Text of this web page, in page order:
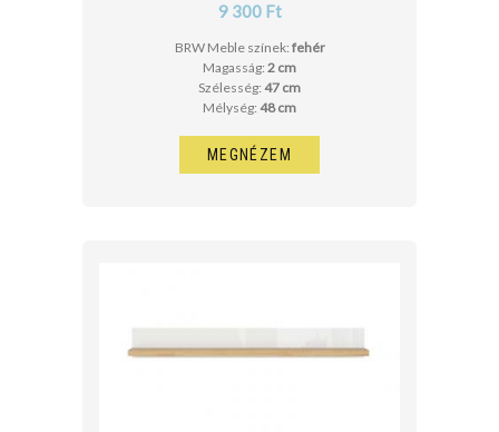
9 300 Ft
BRW Meble színek: fehér
Magasság: 2 cm
Szélesség: 47 cm
Mélység: 48 cm
MEGNÉZEM